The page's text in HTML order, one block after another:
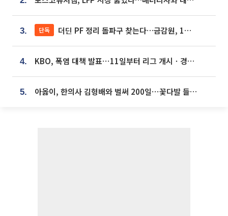
3. 단독 더딘 PF 정리 돌파구 찾는다…금감원, 1년 반 만에 매각설명회 재개
4. KBO, 폭염 대책 발표⋯11일부터 리그 개시ㆍ경기 오후 7시 시작
5. 아옳이, 한의사 김형배와 벌써 200일⋯꽃다발 들고 "프러포즈 아냐"